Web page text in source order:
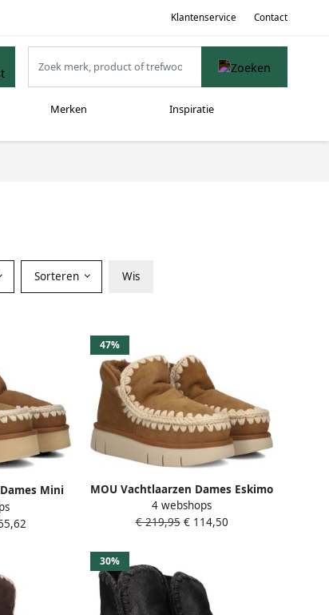
Klantenservice Contact
Merken Inspiratie
Sorteren Wis
Mini
Maat: 40
Cognac
47%
MOU Vachtlaarzen Dames Eskimo
Bounce Sneaker Maat: 37
Materiaal: Suède Kleur: Cognac
4 webshops
€ 219,95€ 114,50
30%